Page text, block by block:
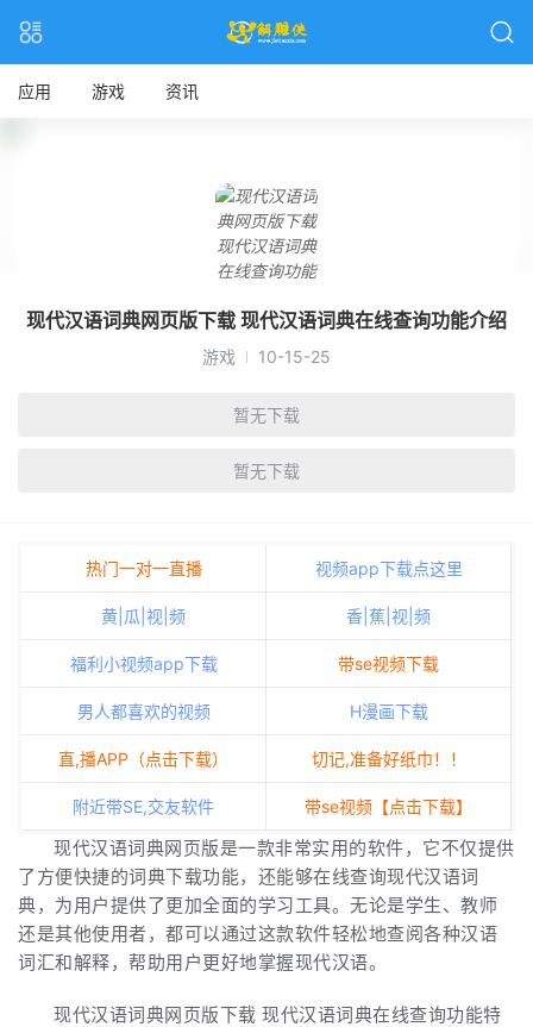
应用 游戏 资讯
现代汉语词典网页版下载 现代汉语词典在线查询功能介绍
游戏 10-15-25
暂无下载
暂无下载
热门一对一直播 视频app下载点这里
黄|瓜|视|频 香|蕉|视|频
福利小视频app下载 带se视频下载
男人都喜欢的视频 H漫画下载
直,播APP（点击下载） 切记,准备好纸巾！！
附近带SE,交友软件 带se视频【点击下载】
现代汉语词典网页版是一款非常实用的软件，它不仅提供
了方便快捷的词典下载功能，还能够在线查询现代汉语词
典，为用户提供了更加全面的学习工具。无论是学生、教师
还是其他使用者，都可以通过这款软件轻松地查阅各种汉语
词汇和解释，帮助用户更好地掌握现代汉语。
现代汉语词典网页版下载 现代汉语词典在线查询功能特